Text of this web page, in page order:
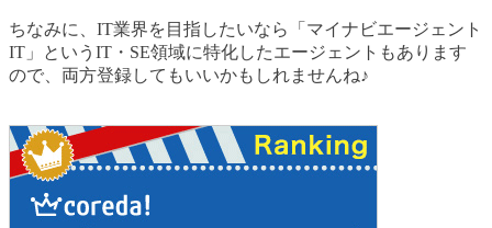
ちなみに、IT業界を目指したいなら「マイナビエージェント
IT」というIT・SE領域に特化したエージェントもあります
ので、両方登録してもいいかもしれませんね♪